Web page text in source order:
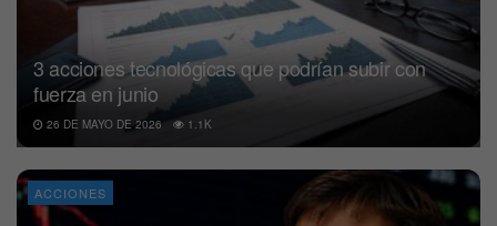
3 acciones tecnológicas que podrían subir con
fuerza en junio
26 DE MAYO DE 2026 1.1K
ACCIONES